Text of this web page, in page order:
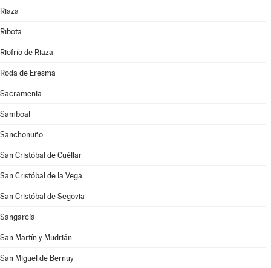
Riaza
Ribota
Riofrío de Riaza
Roda de Eresma
Sacramenia
Samboal
Sanchonuño
San Cristóbal de Cuéllar
San Cristóbal de la Vega
San Cristóbal de Segovia
Sangarcía
San Martín y Mudrián
San Miguel de Bernuy